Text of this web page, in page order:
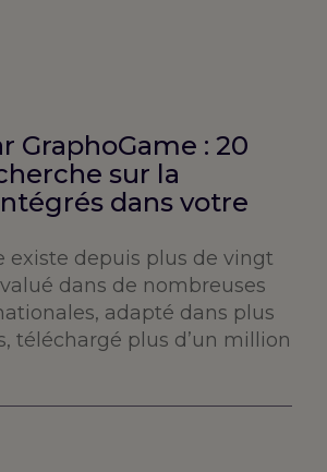
GraphoGame : 20
sur la
dans votre
existe depuis plus de vingt
dans de nombreuses
adapté dans plus
téléchargé plus d’un million